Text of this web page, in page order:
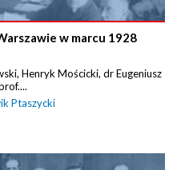
w marcu 1928
Henryk Mościcki, dr Eugeniusz
Ptaszycki